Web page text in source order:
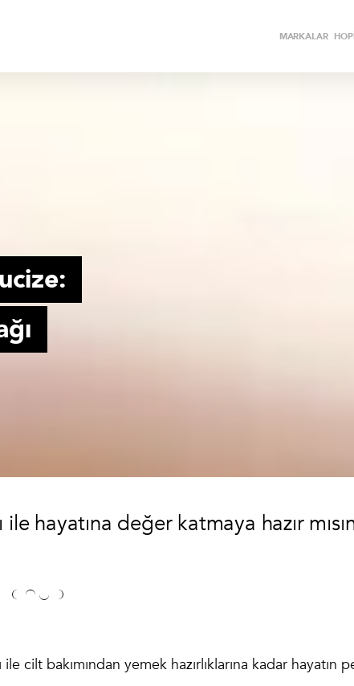
MARKALAR
hayatına değer katmaya hazır
cilt bakımından yemek hazırlıklarına kadar hayatın